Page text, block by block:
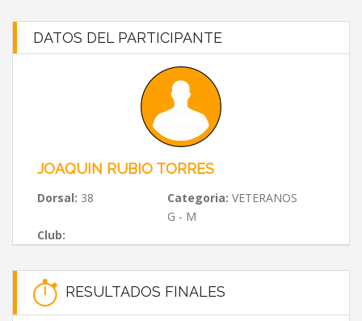
DATOS DEL PARTICIPANTE
JOAQUIN RUBIO TORRES
Dorsal: 38 Categoria: VETERANOS
G - M
Club:
RESULTADOS FINALES